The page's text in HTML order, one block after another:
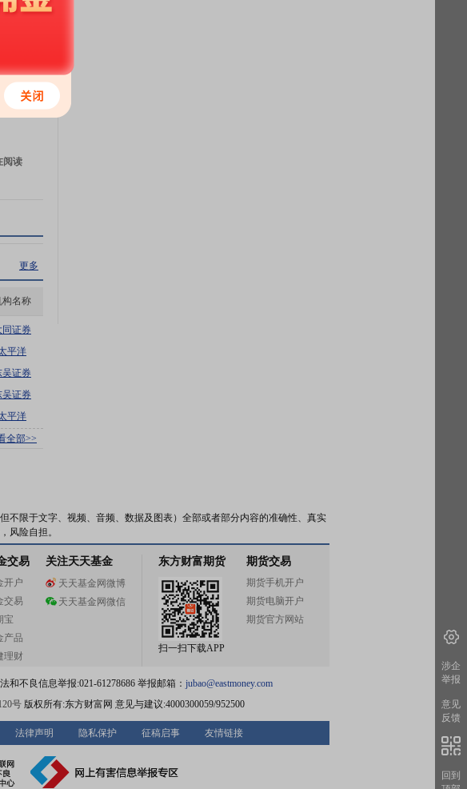
智
智
报告
阅读
更多
构名称
同证券
平洋
吴证券
吴证券
平洋
全部>>
不限于文字、视频、音频、数据及图表）全部或者部分内容的准确性、真实
风险自担。
交易
开户
交易
宝
产品
理财
关注天天基金
天天基金网微博
天天基金网微信
东方财富期货
扫一扫下载APP
期货交易
期货手机开户
期货电脑开户
期货官方网站
和不良信息举报:021-61278686 举报邮箱： jubao@eastmoney.com
号版权所有:东方财富网 意见与建议:4000300059/952500
法律声明 隐私保护 征稿启事 友情链接
涉企
举报
意见
反馈
回到